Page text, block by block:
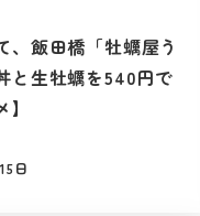
、飯田橋「牡蠣屋う
と生牡蠣を540円で
日